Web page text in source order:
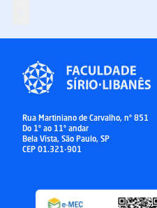
Rua Martiniano de Carvalho, nº 851
Do 1º ao 11º andar
Bela Vista, São Paulo, SP
CEP 01.321-901